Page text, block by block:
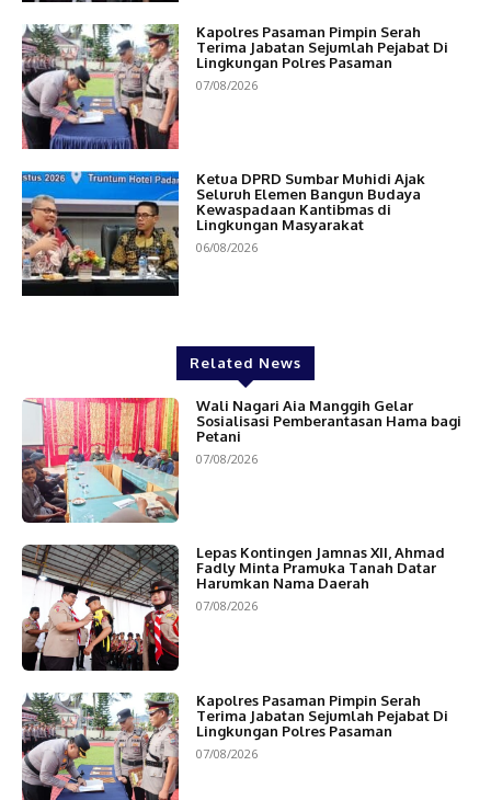
Kapolres Pasaman Pimpin Serah
Terima Jabatan Sejumlah Pejabat Di
Lingkungan Polres Pasaman
07/08/2026
Ketua DPRD Sumbar Muhidi Ajak
Seluruh Elemen Bangun Budaya
Kewaspadaan Kantibmas di
Lingkungan Masyarakat
06/08/2026
Related News
Wali Nagari Aia Manggih Gelar
Sosialisasi Pemberantasan Hama bagi
Petani
07/08/2026
Lepas Kontingen Jamnas XII, Ahmad
Fadly Minta Pramuka Tanah Datar
Harumkan Nama Daerah
07/08/2026
Kapolres Pasaman Pimpin Serah
Terima Jabatan Sejumlah Pejabat Di
Lingkungan Polres Pasaman
07/08/2026